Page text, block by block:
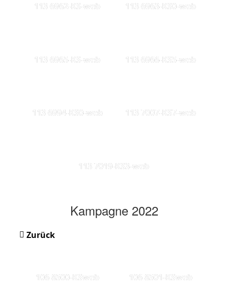
113 6962-KS-web 113 6963-KS0-web
113 6965-KS-web 113 6966-KS5-web
113 6994-KS0-web 113 7007-KS7-web
113 7019-KS3-web
Kampagne 2022
Zurück
106 8500-KSweb 106 8501-KSweb